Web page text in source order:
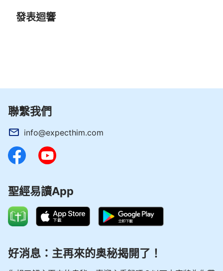
發表迴響
聯繫我們
info@expecthim.com
聖經易讀App
好消息：主再來的奥秘揭開了！